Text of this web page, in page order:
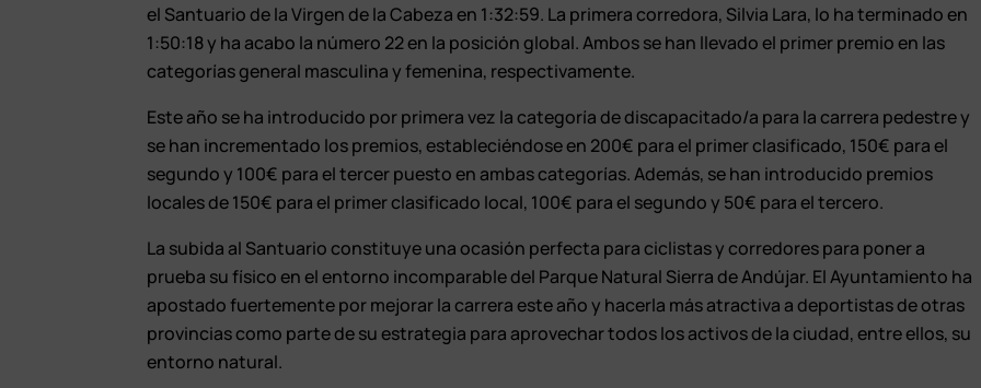
el Santuario de la Virgen de la Cabeza en 1:32:59. La primera corredora, Silvia Lara, lo ha terminado en
1:50:18 y ha acabo la número 22 en la posición global. Ambos se han llevado el primer premio en las
categorías general masculina y femenina, respectivamente.
Este año se ha introducido por primera vez la categoría de discapacitado/a para la carrera pedestre y
se han incrementado los premios, estableciéndose en 200€ para el primer clasificado, 150€ para el
segundo y 100€ para el tercer puesto en ambas categorías. Además, se han introducido premios
locales de 150€ para el primer clasificado local, 100€ para el segundo y 50€ para el tercero.
La subida al Santuario constituye una ocasión perfecta para ciclistas y corredores para poner a
prueba su físico en el entorno incomparable del Parque Natural Sierra de Andújar. El Ayuntamiento ha
apostado fuertemente por mejorar la carrera este año y hacerla más atractiva a deportistas de otras
provincias como parte de su estrategia para aprovechar todos los activos de la ciudad, entre ellos, su
entorno natural.